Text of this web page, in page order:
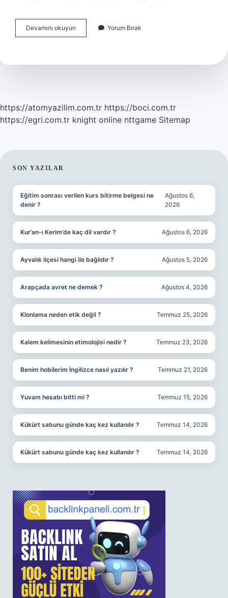
Devamını okuyun
Elementler
Yorum Bırak
https://atomyazilim.com.tr https://boci.com.tr
https://egri.com.tr knight online nttgame Sitemap
SIDEBAR
SON YAZILAR
Eğitim sonrası verilen kurs bitirme belgesi ne
denir ?
Ağustos 6,
2026
Kur’an-ı Kerim’de kaç dil vardır ? Ağustos 6, 2026
Ayvalık ilçesi hangi ile bağlıdır ? Ağustos 5, 2026
Arapçada avret ne demek ? Ağustos 4, 2026
Klonlama neden etik değil ? Temmuz 25, 2026
Kalem kelimesinin etimolojisi nedir ? Temmuz 23, 2026
Benim hobilerim İngilizce nasıl yazılır ? Temmuz 21, 2026
Yuvam hesabı bitti mi ? Temmuz 15, 2026
Kükürt sabunu günde kaç kez kullanılır ? Temmuz 14, 2026
Kükürt sabunu günde kaç kez kullanılır ? Temmuz 14, 2026